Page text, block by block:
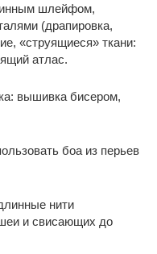
шлейфом,
(драпировка,
«струящиеся» ткани:
атлас.
вышивка бисером,
боа из перьев
нити
и свисающих до